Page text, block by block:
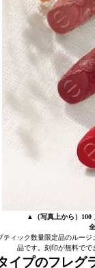
▲（写真上から）100
ィック数量限定品のルー
品です。刻印が無料でで
イプのフレグ